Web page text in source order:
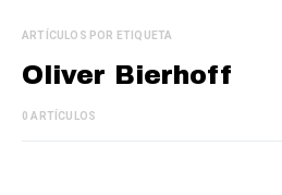
ARTÍCULOS POR ETIQUETA
Oliver Bierhoff
0 ARTÍCULOS